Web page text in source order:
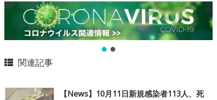
関連記事
【News】10月11日新規感染者113人、死